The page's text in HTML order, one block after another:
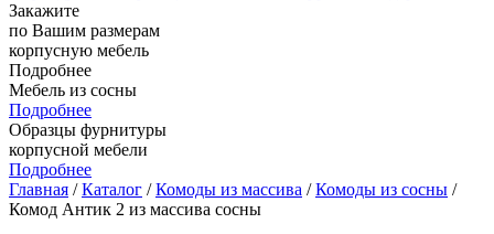
Закажите
по Вашим размерам
корпусную мебель
Подробнее
Мебель из сосны
Подробнее
Образцы фурнитуры
корпусной мебели
Подробнее
Главная /Каталог /Комоды из массива /Комоды из сосны /
Комод Антик 2 из массива сосны